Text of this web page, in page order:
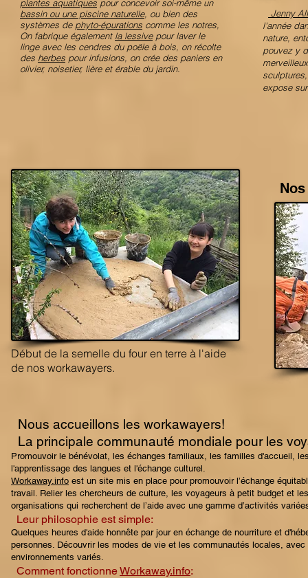
plantes aquatiques pour concevoir soi-même un
bassin ou une piscine naturelle, ou bien des
systèmes de phyto-épurations comme les notres,
On fabrique également la lessivepour laver le
linge avec les cendres du poële à bois, on récolte
des herbes pour infusions, on crée des paniers en
olivier, noisetier, lière et érable du jardin.
Jenny
l'année
nature,
pouvez y
expose
Début de la semelle du four en terre à l'aide
de nos workawayers.
Nous accueillons les workawayers!
La principale communauté mondiale pour les
Promouvoir le bénévolat, les échanges familiaux, les familles d'accueil,
l'apprentissage des langues et l'échange culturel.
Workaway.info est un site mis en place pour promouvoir l’échange
travail. Relier les chercheurs de culture, les voyageurs à petit budget et
organisations qui recherchent de l’aide avec une gamme d’activités
Leur philosophie est simple:
Quelques heures d'aide honnête par jour en échange de nourriture et
personnes. Découvrir les modes de vie et les communautés locales,
environnements variés.
Comment fonctionneWorkaway.info: